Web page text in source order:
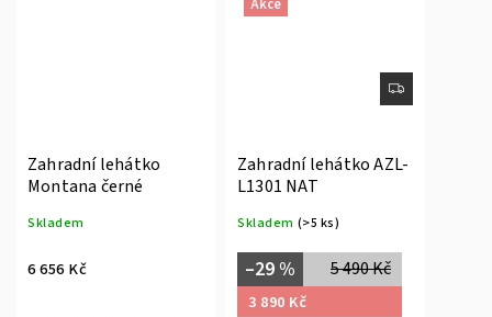
Zahradní lehátko
Montana černé
Skladem
6 656 Kč
Zahradní lehátko AZL-
L1301 NAT
Skladem (>5 ks)
5 490 Kč
–29 %
3 890 Kč